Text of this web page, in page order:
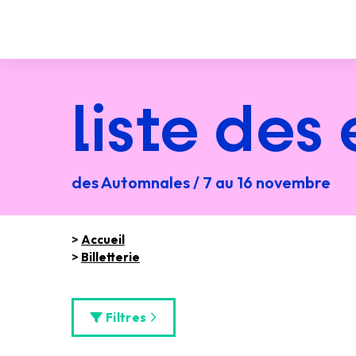
liste des
des Automnales / 7 au 16 novembre
> Accueil
> Billetterie
Filtres